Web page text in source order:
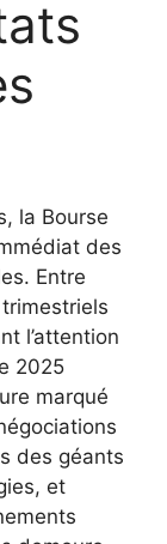
la Bourse
des
Entre
l’attention
2025
marqué
des géants
et